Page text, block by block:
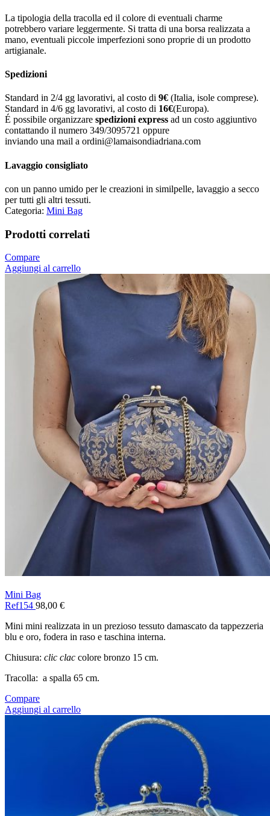
La tipologia della tracolla ed il colore di eventuali charme
potrebbero variare leggermente. Si tratta di una borsa realizzata a
mano, eventuali piccole imperfezioni sono proprie di un prodotto
artigianale.
Spedizioni
Standard in 2/4 gg lavorativi, al costo di 9€ (Italia, isole comprese).
Standard in 4/6 gg lavorativi, al costo di 16€(Europa).
É possibile organizzare spedizioni express ad un costo aggiuntivo
contattando il numero 349/3095721 oppure
inviando una mail a ordini@lamaisondiadriana.com
Lavaggio consigliato
con un panno umido per le creazioni in similpelle, lavaggio a secco
per tutti gli altri tessuti.
Categoria: Mini Bag
Prodotti correlati
Compare
Aggiungi al carrello
Mini Bag
Ref154 98,00 €
Mini mini realizzata in un prezioso tessuto damascato da tappezzeria
blu e oro, fodera in raso e taschina interna.
Chiusura: clic clac colore bronzo 15 cm.
Tracolla: a spalla 65 cm.
Compare
Aggiungi al carrello